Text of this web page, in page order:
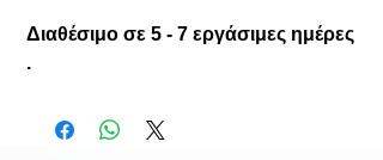
Διαθέσιμο σε 5 - 7 εργάσιμες ημέρες
.